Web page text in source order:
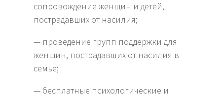
сопровождение женщин и детей,
пострадавших от насилия;
— проведение групп поддержки для
женщин, пострадавших от насилия в
семье;
— бесплатные психологические и